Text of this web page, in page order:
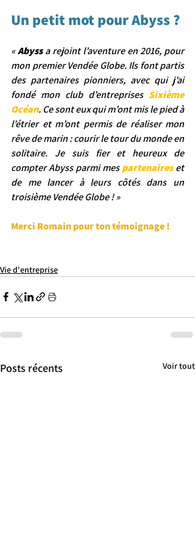
Un petit mot pour Abyss ?
« Abyss a rejoint l’aventure en 2016, pour
mon premier Vendée Globe. Ils font partis
des partenaires pionniers, avec qui j’ai
fondé mon club d’entreprises Sixième
Océan. Ce sont eux qui m’ont mis le pied à
l’étrier et m’ont permis de réaliser mon
rêve de marin : courir le tour du monde en
solitaire. Je suis fier et heureux de
compter Abyss parmi mes partenaires et
de me lancer à leurs côtés dans un
troisième Vendée Globe ! »
Merci Romain pour ton témoignage !
Vie d'entreprise
Posts récents Voir tout